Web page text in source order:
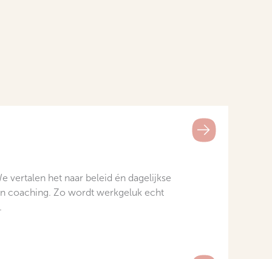
vertalen het naar beleid én dagelijkse
coaching. Zo wordt werkgeluk echt